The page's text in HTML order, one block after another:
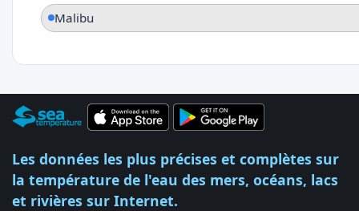
Malibu
Les données les plus précises et complètes sur
la température de l'eau des mers, océans, lacs
et rivières sur Internet.